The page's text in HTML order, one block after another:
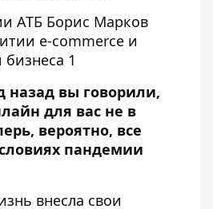
вы говорили,
для вас не в
вероятно, все
пандемии
внесла свои